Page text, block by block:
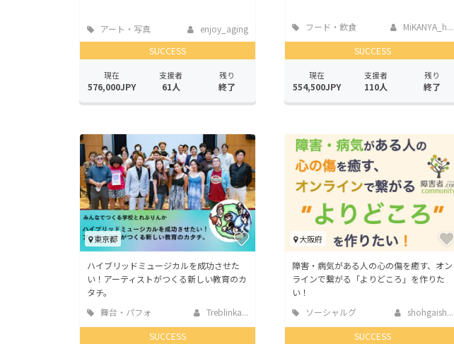
アート・写真
enjoy_aging
SUCCESS
現在
576,000JPY
支援者
61人
残り
終了
フード・飲食
店
MiKANYA_h...
SUCCESS
現在
554,500JPY
支援者
110人
残り
終了
東京都
ハイブリッドミュージカルを成功させた
い！アーティストがつくる新しい教育のカ
タチ。
舞台・パフォ
ーマンス
Treblinka...
SUCCESS
大阪府
障害・病気がある人の心の傷を癒す、オン
ラインで繋がる「よりどころ」を作りた
い！
ソーシャルグ
ッド
shohgaish...
SUCCESS